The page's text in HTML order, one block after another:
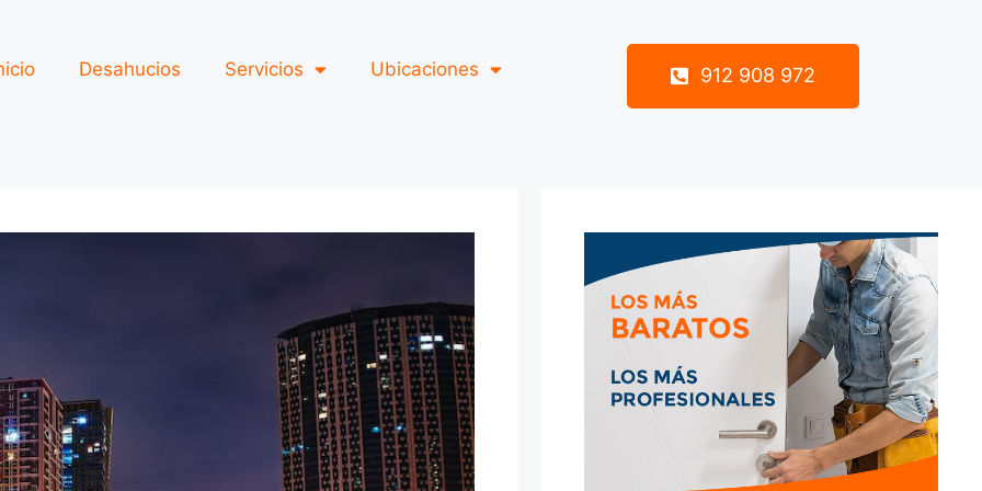
Desahucios Servicios Ubicaciones 912 908 972